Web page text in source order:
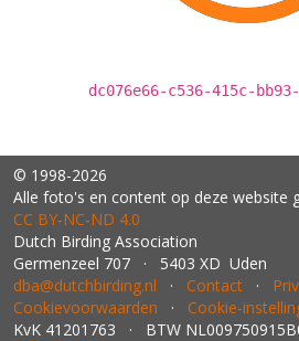
dc076e66-c536-415c-
© 1998-2026
Alle foto's en content op deze website
CC BY‑NC‑ND 4.0
Dutch Birding Association
Germenzeel 707 · 5403 XD Uden
dba@dutchbirding.nl · Contact ·
Cookievoorwaarden · Cookie-
KvK 41201763 · BTW